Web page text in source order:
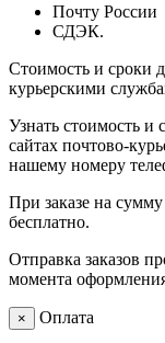
Почту России
СДЭК.
Стоимость и сроки
курьерскими
Узнать стоимость
сайтах почтово-
нашему номеру
При заказе на сумму
бесплатно.
Отправка заказов
момента
× Оплата